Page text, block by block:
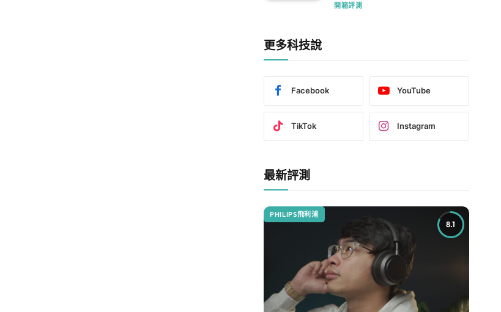
開箱評測
更多科技說
Facebook YouTube
TikTok Instagram
最新評測
8.1
PHILIPS飛利浦